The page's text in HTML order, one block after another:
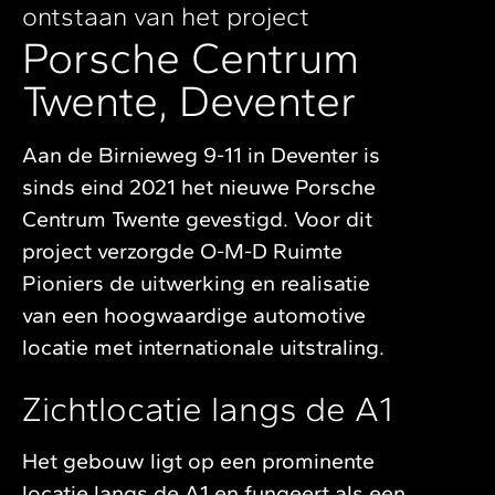
ontstaan van het project
Porsche Centrum
Twente, Deventer
Aan de Birnieweg 9-11 in Deventer is
sinds eind 2021 het nieuwe Porsche
Centrum Twente gevestigd. Voor dit
project verzorgde O-M-D Ruimte
Pioniers de uitwerking en realisatie
van een hoogwaardige automotive
locatie met internationale uitstraling.
Zichtlocatie langs de A1
Het gebouw ligt op een prominente